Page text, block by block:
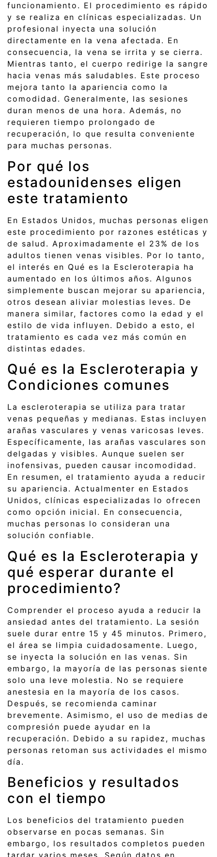
funcionamiento. El procedimiento es rápido
y se realiza en clínicas especializadas. Un
profesional inyecta una solución
directamente en la vena afectada. En
consecuencia, la vena se irrita y se cierra.
Mientras tanto, el cuerpo redirige la sangre
hacia venas más saludables. Este proceso
mejora tanto la apariencia como la
comodidad. Generalmente, las sesiones
duran menos de una hora. Además, no
requieren tiempo prolongado de
recuperación, lo que resulta conveniente
para muchas personas.
Por qué los
estadounidenses eligen
este tratamiento
En Estados Unidos, muchas personas eligen
este procedimiento por razones estéticas y
de salud. Aproximadamente el 23% de los
adultos tienen venas visibles. Por lo tanto,
el interés en Qué es la Escleroterapia ha
aumentado en los últimos años. Algunos
simplemente buscan mejorar su apariencia,
otros desean aliviar molestias leves. De
manera similar, factores como la edad y el
estilo de vida influyen. Debido a esto, el
tratamiento es cada vez más común en
distintas edades.
Qué es la Escleroterapia y
Condiciones comunes
La escleroterapia se utiliza para tratar
venas pequeñas y medianas. Estas incluyen
arañas vasculares y venas varicosas leves.
Específicamente, las arañas vasculares son
delgadas y visibles. Aunque suelen ser
inofensivas, pueden causar incomodidad.
En resumen, el tratamiento ayuda a reducir
su apariencia. Actualmenter en Estados
Unidos, clínicas especializadas lo ofrecen
como opción inicial. En consecuencia,
muchas personas lo consideran una
solución confiable.
Qué es la Escleroterapia y
qué esperar durante el
procedimiento?
Comprender el proceso ayuda a reducir la
ansiedad antes del tratamiento. La sesión
suele durar entre 15 y 45 minutos. Primero,
el área se limpia cuidadosamente. Luego,
se inyecta la solución en las venas. Sin
embargo, la mayoría de las personas siente
solo una leve molestia. No se requiere
anestesia en la mayoría de los casos.
Después, se recomienda caminar
brevemente. Asimismo, el uso de medias de
compresión puede ayudar en la
recuperación. Debido a su rapidez, muchas
personas retoman sus actividades el mismo
día.
Beneficios y resultados
con el tiempo
Los beneficios del tratamiento pueden
observarse en pocas semanas. Sin
embargo, los resultados completos pueden
tardar varios meses. Según datos en